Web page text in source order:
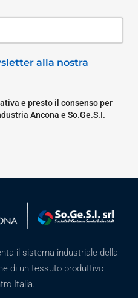
alla nostra
e presto il consenso per
Ancona e So.Ge.S.I.
il sistema industriale della
di un tessuto produttivo
Italia.